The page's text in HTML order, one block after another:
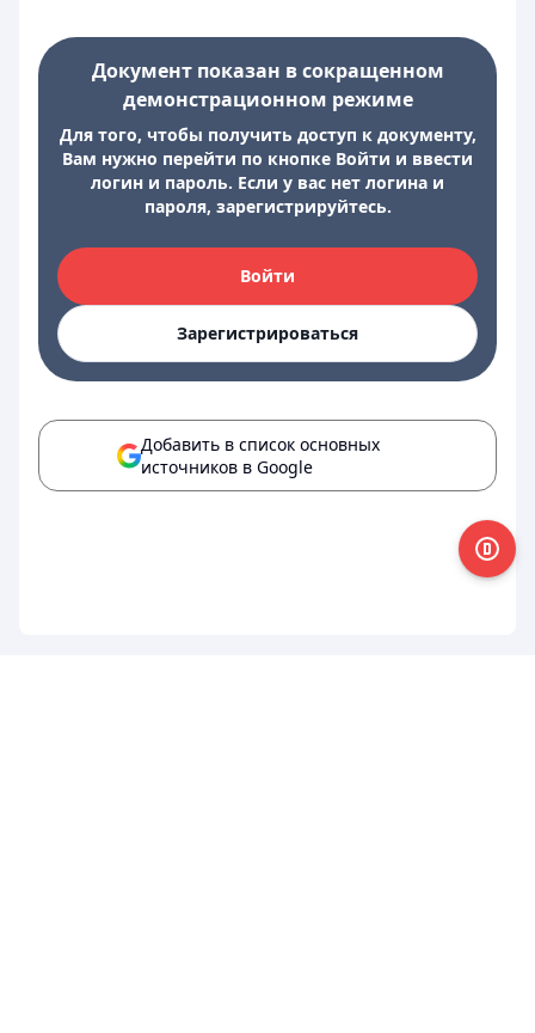
Документ показан в сокращенном
демонстрационном режиме
Для того, чтобы получить доступ к документу,
Вам нужно перейти по кнопке Войти и ввести
логин и пароль. Если у вас нет логина и
пароля, зарегистрируйтесь.
Войти
Зарегистрироваться
Добавить в список основных
источников в Google